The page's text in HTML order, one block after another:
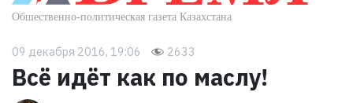
09 декабря 2016, 19:06 2633
Всё идёт как по маслу!